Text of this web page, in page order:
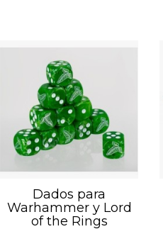
Dados para
Warhammer y Lord
of the Rings